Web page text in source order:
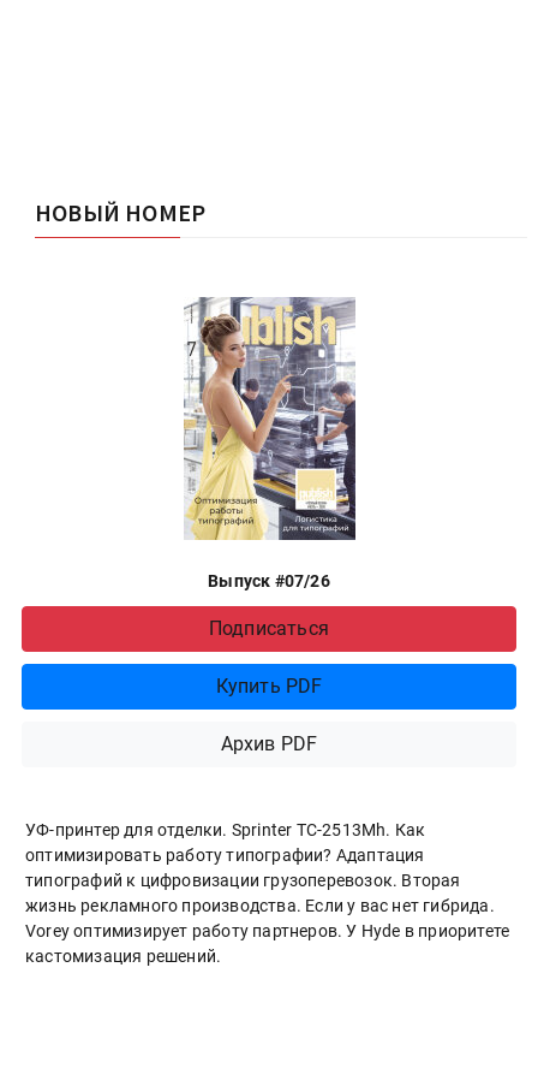
НОВЫЙ НОМЕР
Выпуск #07/26
Подписаться
Купить PDF
Архив PDF
УФ-принтер для отделки. Sprinter ТС-2513Mh. Как
оптимизировать работу типографии? Адаптация
типографий к цифровизации грузоперевозок. Вторая
жизнь рекламного производства. Если у вас нет гибрида.
Vorey оптимизирует работу партнеров. У Hyde в приоритете
кастомизация решений.